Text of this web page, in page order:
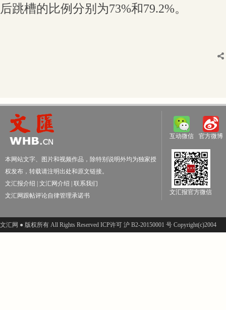
后跳槽的比例分别为73%和79.2%。
本网站文字、图片和视频作品，除特别说明外均为独家授
权发布，转载请注明出处和原文链接。
文汇报介绍
文汇网介绍
联系我们
文汇网跟帖评论自律管理承诺书
互动微信 官方微博
文汇报官方微信
文汇网 ● 版权所有 All Rights Reserved ICP许可 沪 B2-20150001 号 Copyright(c)2004